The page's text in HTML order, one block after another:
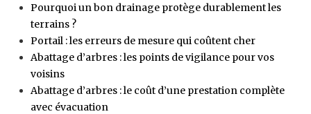
Pourquoi un bon drainage protège durablement les
terrains ?
Portail : les erreurs de mesure qui coûtent cher
Abattage d’arbres : les points de vigilance pour vos
voisins
Abattage d’arbres : le coût d’une prestation complète
avec évacuation